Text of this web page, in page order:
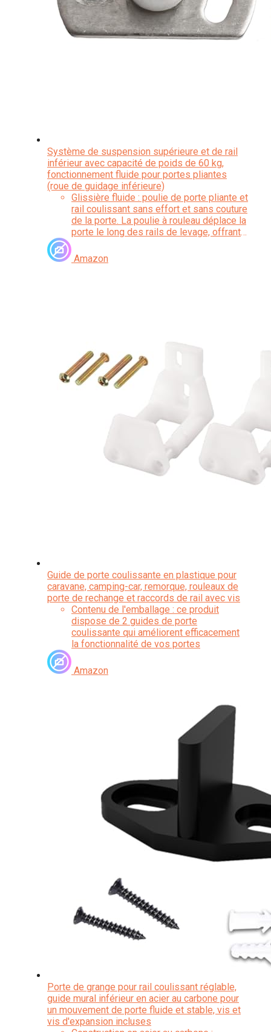
Système de suspension supérieure et de rail
inférieur avec capacité de poids de 60 kg,
fonctionnement fluide pour portes pliantes
(roue de guidage inférieure)
Glissière fluide : poulie de porte pliante et
rail coulissant sans effort et sans couture
de la porte. La poulie à rouleau déplace la
porte le long des rails de levage, offrant
sans aucun accroc
Amazon
Guide de porte coulissante en plastique pour
caravane, camping-car, remorque, rouleaux de
porte de rechange et raccords de rail avec vis
Contenu de l'emballage : ce produit
dispose de 2 guides de porte
coulissante qui améliorent efficacement
la fonctionnalité de vos portes
Matériau robuste : fabriqués à partir de
plastique robuste, ces guides sont
Amazon
Porte de grange pour rail coulissant réglable,
guide mural inférieur en acier au carbone pour
un mouvement de porte fluide et stable, vis et
vis d'expansion incluses